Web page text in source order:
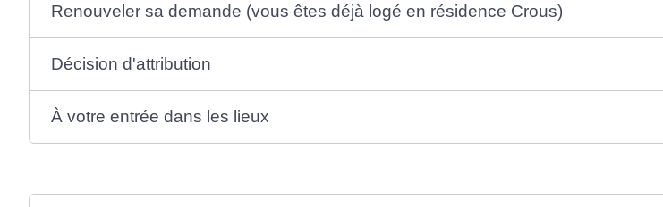
Renouveler sa demande (vous êtes déjà logé en résidence Crous)
Décision d'attribution
À votre entrée dans les lieux